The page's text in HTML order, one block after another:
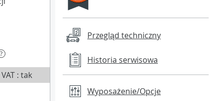
?
VAT : tak
Przegląd techniczny
Historia serwisowa
Wyposażenie/Opcje